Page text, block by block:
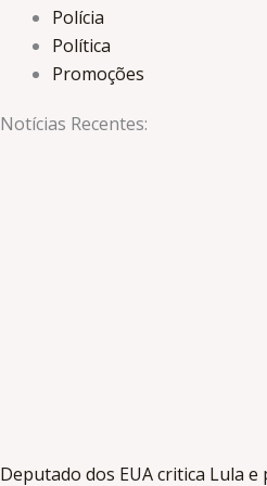
Polícia
Política
Promoções
Notícias Recentes:
Deputado dos EUA critica Lula e